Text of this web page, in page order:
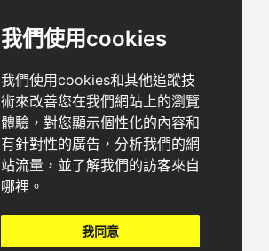
我們使用cookies
我們使用cookies和其他追蹤技
術來改善您在我們網站上的瀏覽
體驗，對您顯示個性化的內容和
有針對性的廣告，分析我們的網
站流量，並了解我們的訪客來自
哪裡。
我同意